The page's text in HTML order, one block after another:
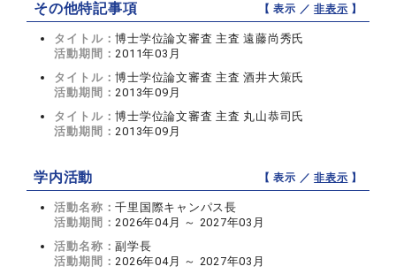
その他特記事項 【 表示 ／非表示 】
タイトル：博士学位論文審査 主査 遠藤尚秀氏
活動期間：2011年03月
タイトル：博士学位論文審査 主査 酒井大策氏
活動期間：2013年09月
タイトル：博士学位論文審査 主査 丸山恭司氏
活動期間：2013年09月
学内活動 【 表示 ／非表示 】
活動名称：千里国際キャンパス長
活動期間：2026年04月 ～ 2027年03月
活動名称：副学長
活動期間：2026年04月 ～ 2027年03月